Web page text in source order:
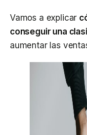
Vamos a explicar
conseguir una
aumentar las